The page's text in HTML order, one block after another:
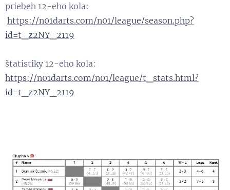
priebeh 12-eho kola:
https://n01darts.com/n01/league/season.php?
id=t_z2NY_2119
štatistiky 12-eho kola:
https://n01darts.com/n01/league/t_stats.html?
id=t_z2NY_2119